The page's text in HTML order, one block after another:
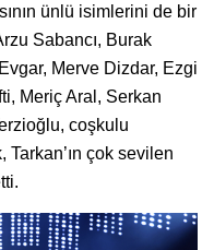
ünlü isimlerini de bir
Sabancı, Burak
Merve Dizdar, Ezgi
Meriç Aral, Serkan
coşkulu
Tarkan’ın çok sevilen